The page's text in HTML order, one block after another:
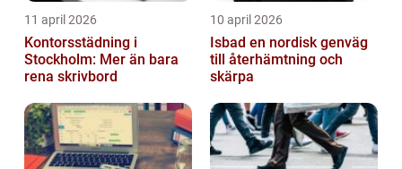
11 april 2026
Kontorsstädning i
Stockholm: Mer än bara
rena skrivbord
10 april 2026
Isbad en nordisk genväg
till återhämtning och
skärpa